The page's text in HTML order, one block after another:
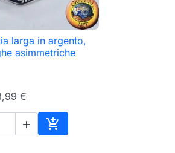
Anteprima
larga in argento,
asimmetriche
€
 
Aggiungi al carrello